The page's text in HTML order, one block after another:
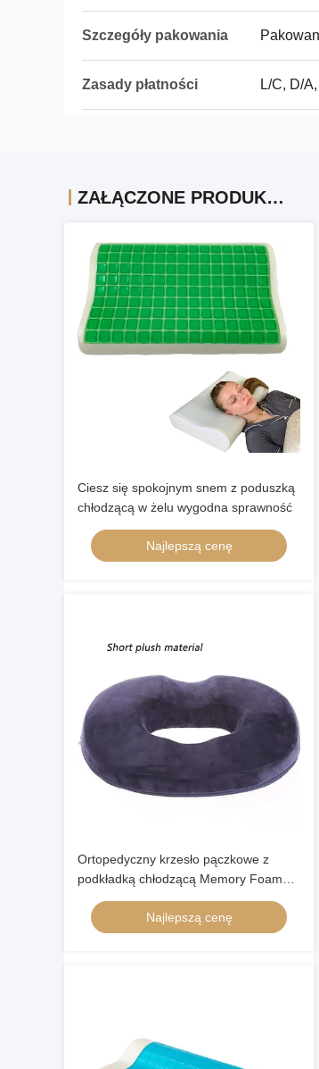
Szczegóły pakowania
Zasady płatności L/C, D/
ZAŁĄCZONE PRODUKTY
Ciesz się spokojnym snem z poduszką
chłodzącą w żelu wygodna sprawność
Najlepszą cenę
Ortopedyczny krzesło pączkowe z
podkładką chłodzącą Memory Foam
Gel Poduszka Poduszki lędźwiowe
Najlepszą cenę